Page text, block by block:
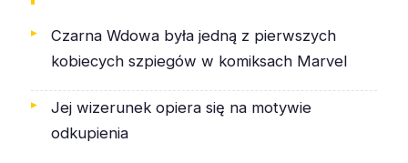
Czarna Wdowa była jedną z pierwszych
kobiecych szpiegów w komiksach Marvel
Jej wizerunek opiera się na motywie
odkupienia